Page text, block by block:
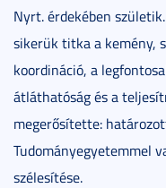
Nyrt. érdekében
sikerük titka a kemény,
koordináció, a
átláthatóság és a
megerősítette:
Tudományegyetemmel
szélesítése.